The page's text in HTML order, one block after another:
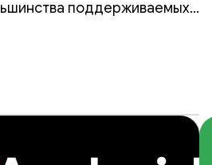
поддерживаемых
месяцы ожидайте
работающих под
17.